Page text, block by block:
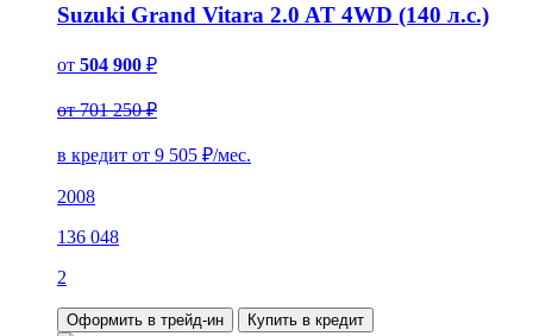
Suzuki Grand Vitara 2.0 AT 4WD (140 л.с.)
от 504 900 ₽
от 701 250 ₽
в кредит от 9 505 ₽/мес.
2008
136 048
2
Оформить в трейд-ин Купить в кредит